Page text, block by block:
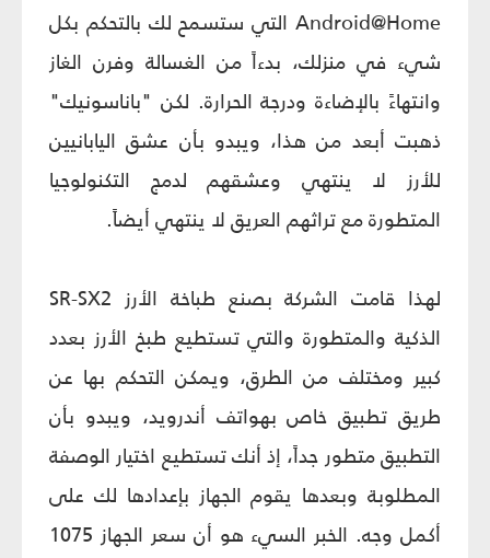
Android@Home التي ستسمح لك بالتحكم بكل
شيء في منزلك، بدءاً من الغسالة وفرن الغاز
وانتهاءً بالإضاءة ودرجة الحرارة. لكن "باناسونيك"
ذهبت أبعد من هذا، ويبدو بأن عشق اليابانيين
للأرز لا ينتهي وعشقهم لدمج التكنولوجيا
المتطورة مع تراثهم العريق لا ينتهي أيضاً.
لهذا قامت الشركة بصنع طباخة الأرز SR-SX2
الذكية والمتطورة والتي تستطيع طبخ الأرز بعدد
كبير ومختلف من الطرق، ويمكن التحكم بها عن
طريق تطبيق خاص بهواتف أندرويد، ويبدو بأن
التطبيق متطور جداً، إذ أنك تستطيع اختيار الوصفة
المطلوبة وبعدها يقوم الجهاز بإعدادها لك على
أكمل وجه. الخبر السيء هو أن سعر الجهاز 1075